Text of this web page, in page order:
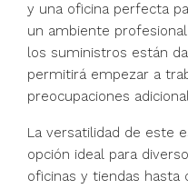
y una oficina perfecta
un ambiente
los suministros están
permitirá empezar a
preocupaciones
La versatilidad de este
opción ideal para
oficinas y tiendas